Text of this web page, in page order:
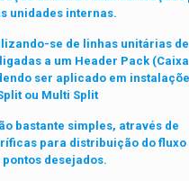
unidades internas.
se de linhas unitárias
a um Header Pack
ser aplicado em
ou Multi Split
bastante simples, através de
para distribuição do fluxo
desejados.